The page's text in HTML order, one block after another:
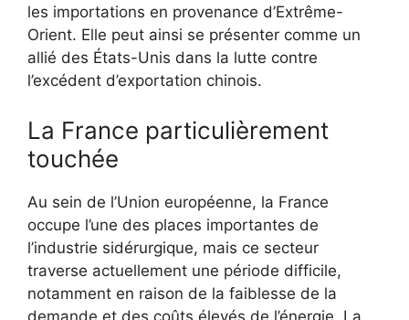
les importations en provenance d’Extrême-
Orient. Elle peut ainsi se présenter comme un
allié des États-Unis dans la lutte contre
l’excédent d’exportation chinois.
La France particulièrement
touchée
Au sein de l’Union européenne, la France
occupe l’une des places importantes de
l’industrie sidérurgique, mais ce secteur
traverse actuellement une période difficile,
notamment en raison de la faiblesse de la
demande et des coûts élevés de l’énergie. La